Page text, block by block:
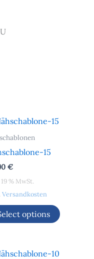
15
€
% MwSt.
Versandkosten
options